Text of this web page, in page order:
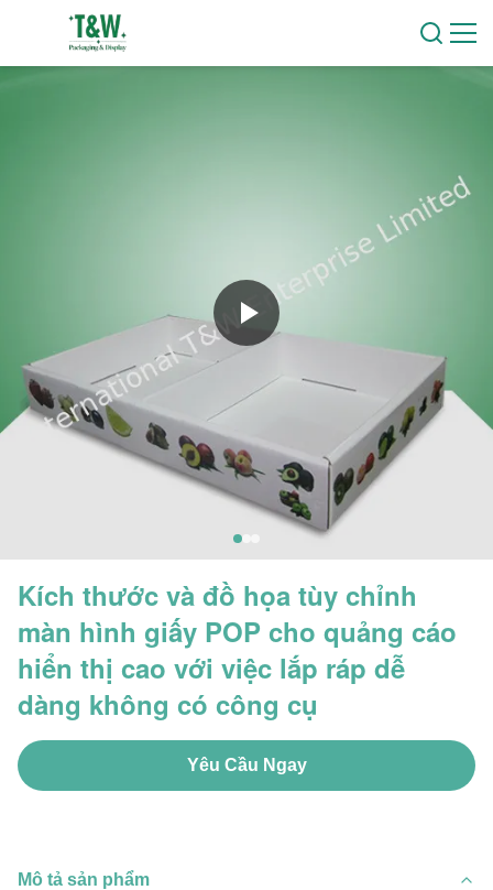
Kích thước và đồ họa tùy chỉnh
màn hình giấy POP cho quảng cáo
hiển thị cao với việc lắp ráp dễ
dàng không có công cụ
Yêu Cầu Ngay
Mô tả sản phẩm